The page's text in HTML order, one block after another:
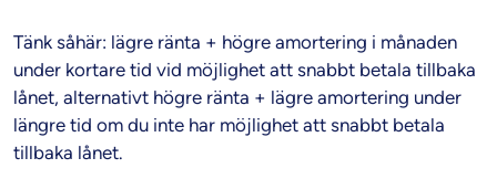
Tänk såhär: lägre ränta + högre amortering i månaden
under kortare tid vid möjlighet att snabbt betala tillbaka
lånet, alternativt högre ränta + lägre amortering under
längre tid om du inte har möjlighet att snabbt betala
tillbaka lånet.